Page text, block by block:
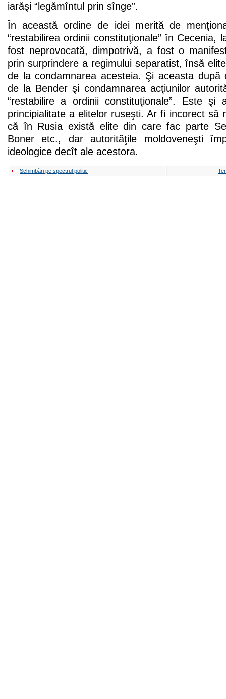
iarăşi “legămîntul prin sînge”.
În această ordine de idei merită de
“restabilirea ordinii constituţionale” în Cecenia,
fost neprovocată, dimpotrivă, a fost o
prin surprindere a regimului separatist, însă
de la condamnarea acesteia. Şi aceasta după
de la Bender şi condamnarea acţiunilor
“restabilire a ordinii constituţionale”. Este şi
principialitate a elitelor ruseşti. Ar fi incorect să
că în Rusia există elite din care fac parte
Boner etc., dar autorităţile moldoveneşti
ideologice decît ale acestora.
Schimbări pe spectrul politic